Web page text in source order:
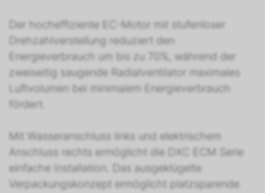
Der hocheffiziente EC-Motor mit stufenloser
Drehzahlverstellung reduziert den
Energieverbrauch um bis zu 70%, während der
zweiseitig saugende Radialventilator maximales
Luftvolumen bei minimalem Energieverbrauch
fördert.
Mit Wasseranschluss links und elektrischem
Anschluss rechts ermöglicht die DXC ECM Serie
einfache Installation. Das ausgeklügelte
Verpackungskonzept ermöglicht platzsparende